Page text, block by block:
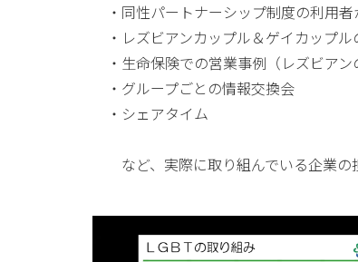
・同性パートナーシップ制度の利用
・レズビアンカップル＆ゲイカップル
・生命保険での営業事例（レズビアン
・グループごとの情報交換会
・シェアタイム
など、実際に取り組んでいる企業の